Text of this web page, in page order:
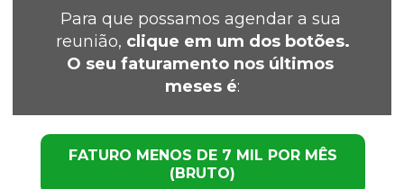
Para que possamos agendar a sua
reunião, clique em um dos botões.
O seu faturamento nos últimos
meses é:
FATURO MENOS DE 7 MIL POR MÊS
(BRUTO)